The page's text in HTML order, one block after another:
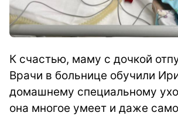
К счастью, маму с дочкой
Врачи в больнице обучили
домашнему специальному
она многое умеет и даже